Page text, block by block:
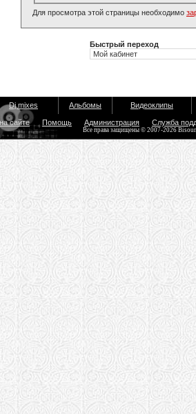
Для просмотра этой страницы необходимо
Быстрый переход
Dj mixes Альбомы Видеоклипы
сайте Помощь Администрация Служба
Все права защищены © 2007-2026